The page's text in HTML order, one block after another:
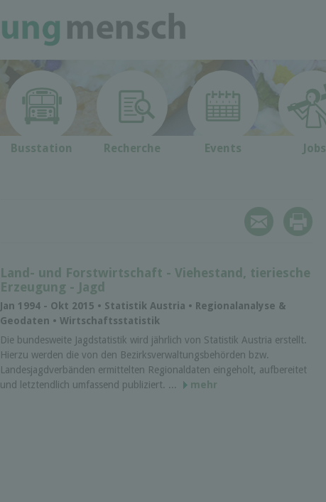
Busstation Recherche Events Jobs
Land- und Forstwirtschaft - Viehestand, tieriesche
Erzeugung - Jagd
Jan 1994 - Okt 2015 • Statistik Austria • Regionalanalyse &
Geodaten • Wirtschaftsstatistik
Die bundesweite Jagdstatistik wird jährlich von Statistik Austria erstellt.
Hierzu werden die von den Bezirksverwaltungsbehörden bzw.
Landesjagdverbänden ermittelten Regionaldaten eingeholt, aufbereitet
und letztendlich umfassend publiziert. ...
mehr